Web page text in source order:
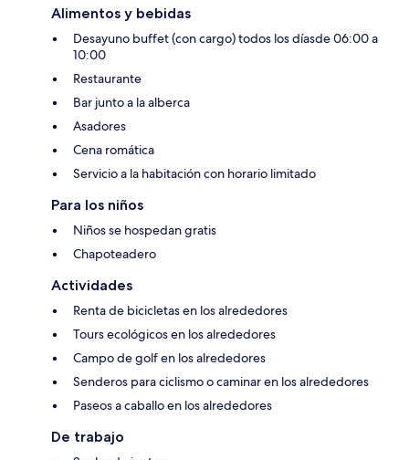
Alimentos y bebidas
Desayuno buffet (con cargo) todos los díasde 06:00 a
10:00
Restaurante
Bar junto a la alberca
Asadores
Cena romática
Servicio a la habitación con horario limitado
Para los niños
Niños se hospedan gratis
Chapoteadero
Actividades
Renta de bicicletas en los alrededores
Tours ecológicos en los alrededores
Campo de golf en los alrededores
Senderos para ciclismo o caminar en los alrededores
Paseos a caballo en los alrededores
De trabajo